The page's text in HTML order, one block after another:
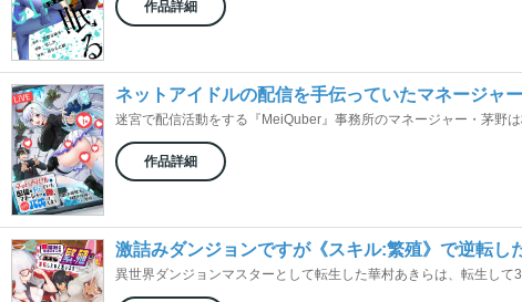
作品詳細
ネットアイドルの配信を手伝っていたマネージャ
迷宮で配信活動をする『MeiQuber』事務所のマネージャー・茅野
作品詳細
激詰みダンジョンですが《スキル:繁殖》で逆転し
異世界ダンジョンマスターとして転生した華村あきらは、転生して